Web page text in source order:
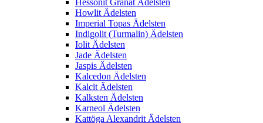
Hessonit Granat Ädelsten
Howlit Ädelsten
Imperial Topas Ädelsten
Indigolit (Turmalin) Ädelsten
Iolit Ädelsten
Jade Ädelsten
Jaspis Ädelsten
Kalcedon Ädelsten
Kalcit Ädelsten
Kalksten Ädelsten
Karneol Ädelsten
Kattöga Alexandrit Ädelsten